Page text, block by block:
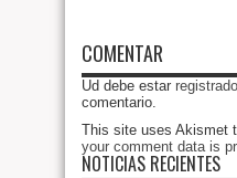
COMENTAR
Ud debe estar registrado
comentario.
This site uses Akismet
your comment data is
NOTICIAS RECIENTES